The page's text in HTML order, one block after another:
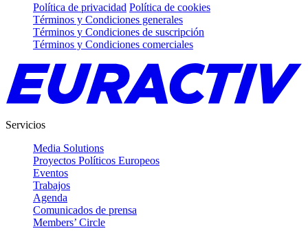
Política de privacidad Política de cookies
Términos y Condiciones generales
Términos y Condiciones de suscripción
Términos y Condiciones comerciales
Servicios
Media Solutions
Proyectos Políticos Europeos
Eventos
Trabajos
Agenda
Comunicados de prensa
Members’ Circle